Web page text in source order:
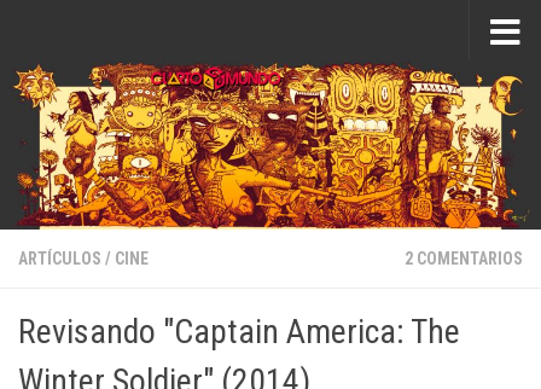
ARTÍCULOS / CINE 2 COMENTARIOS
Revisando "Captain America: The